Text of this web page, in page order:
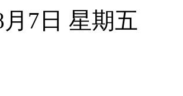
月7日 星期五